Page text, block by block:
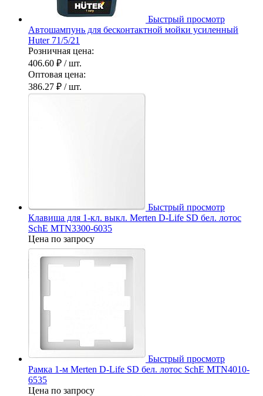
Быстрый просмотр
Автошампунь для бесконтактной мойки усиленный
Huter 71/5/21
Розничная цена:
406.60 ₽ / шт.
Оптовая цена:
386.27 ₽ / шт.
Быстрый просмотр
Клавиша для 1-кл. выкл. Merten D-Life SD бел. лотос
SchE MTN3300-6035
Цена по запросу
Быстрый просмотр
Рамка 1-м Merten D-Life SD бел. лотос SchE MTN4010-
6535
Цена по запросу